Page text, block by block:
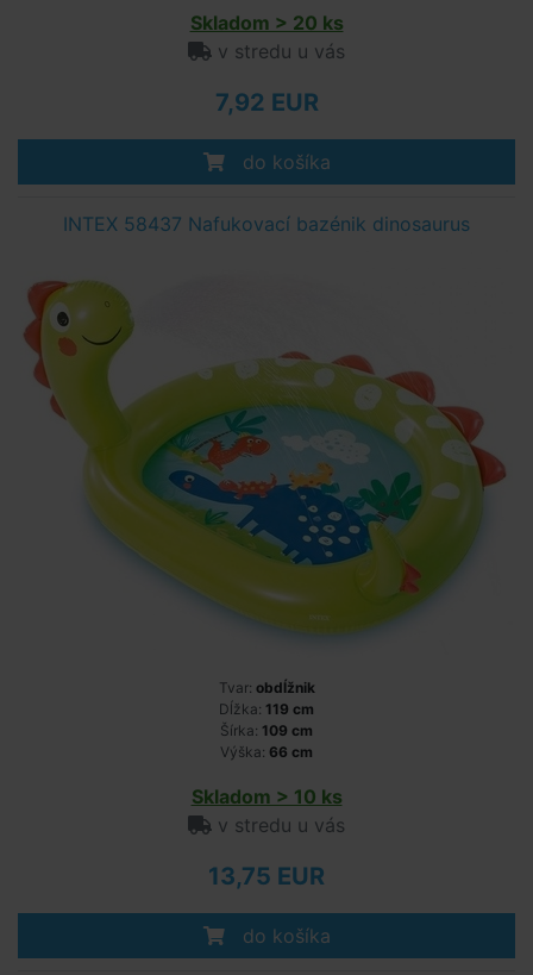
Skladom > 20 ks
v stredu u vás
7,92 EUR
do košíka
INTEX 58437 Nafukovací bazénik dinosaurus
Tvar: obdĺžnik
Dĺžka: 119 cm
Šírka: 109 cm
Výška: 66 cm
Skladom > 10 ks
v stredu u vás
13,75 EUR
do košíka